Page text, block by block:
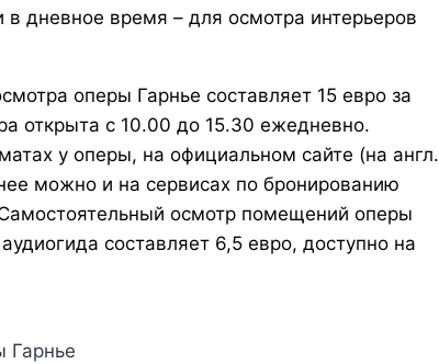
дневное время – для осмотра интерьеров
оперы Гарнье составляет 15 евро за
открыта с 10.00 до 15.30 ежедневно.
у оперы, на официальном сайте (на англ.
можно и на сервисах по бронированию
осмотр помещений оперы
составляет 6,5 евро, доступно на
Гарнье